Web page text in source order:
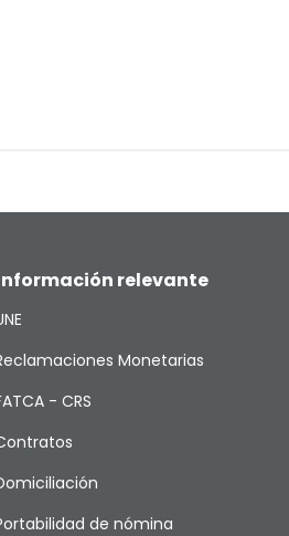
relevante
Monetarias
- CRS
de nómina